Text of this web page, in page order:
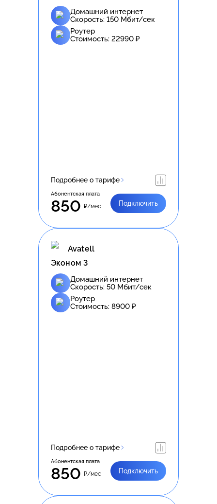
Домашний интернет
Скорость: 150 Мбит/сек
Роутер
Стоимость: 22990 ₽
Подробнее о тарифе
Абонентская плата
850 ₽/мес Подключить
Avatell
Эконом 3
Домашний интернет
Скорость: 50 Мбит/сек
Роутер
Стоимость: 8900 ₽
Подробнее о тарифе
Абонентская плата
850 ₽/мес Подключить